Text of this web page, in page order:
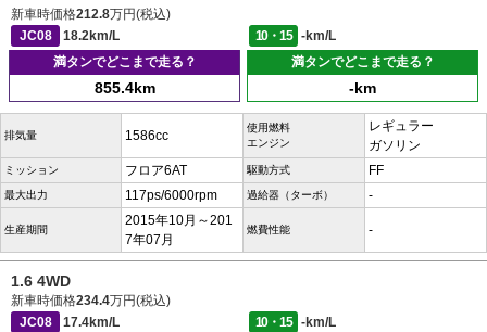
新車時価格212.8万円(税込)
JC08
18.2km/L 10・15
-km/L
満タンでどこまで走る？
855.4km
満タンでどこまで走る？
-km
排気量 1586cc
使用燃料
エンジン
レギュラー
ガソリン
ミッション フロア6AT 駆動方式 FF
最大出力 117ps/6000rpm 過給器（ターボ） -
生産期間
2015年10月～201
7年07月
燃費性能 -
1.6 4WD
新車時価格234.4万円(税込)
JC08
17.4km/L 10・15
-km/L